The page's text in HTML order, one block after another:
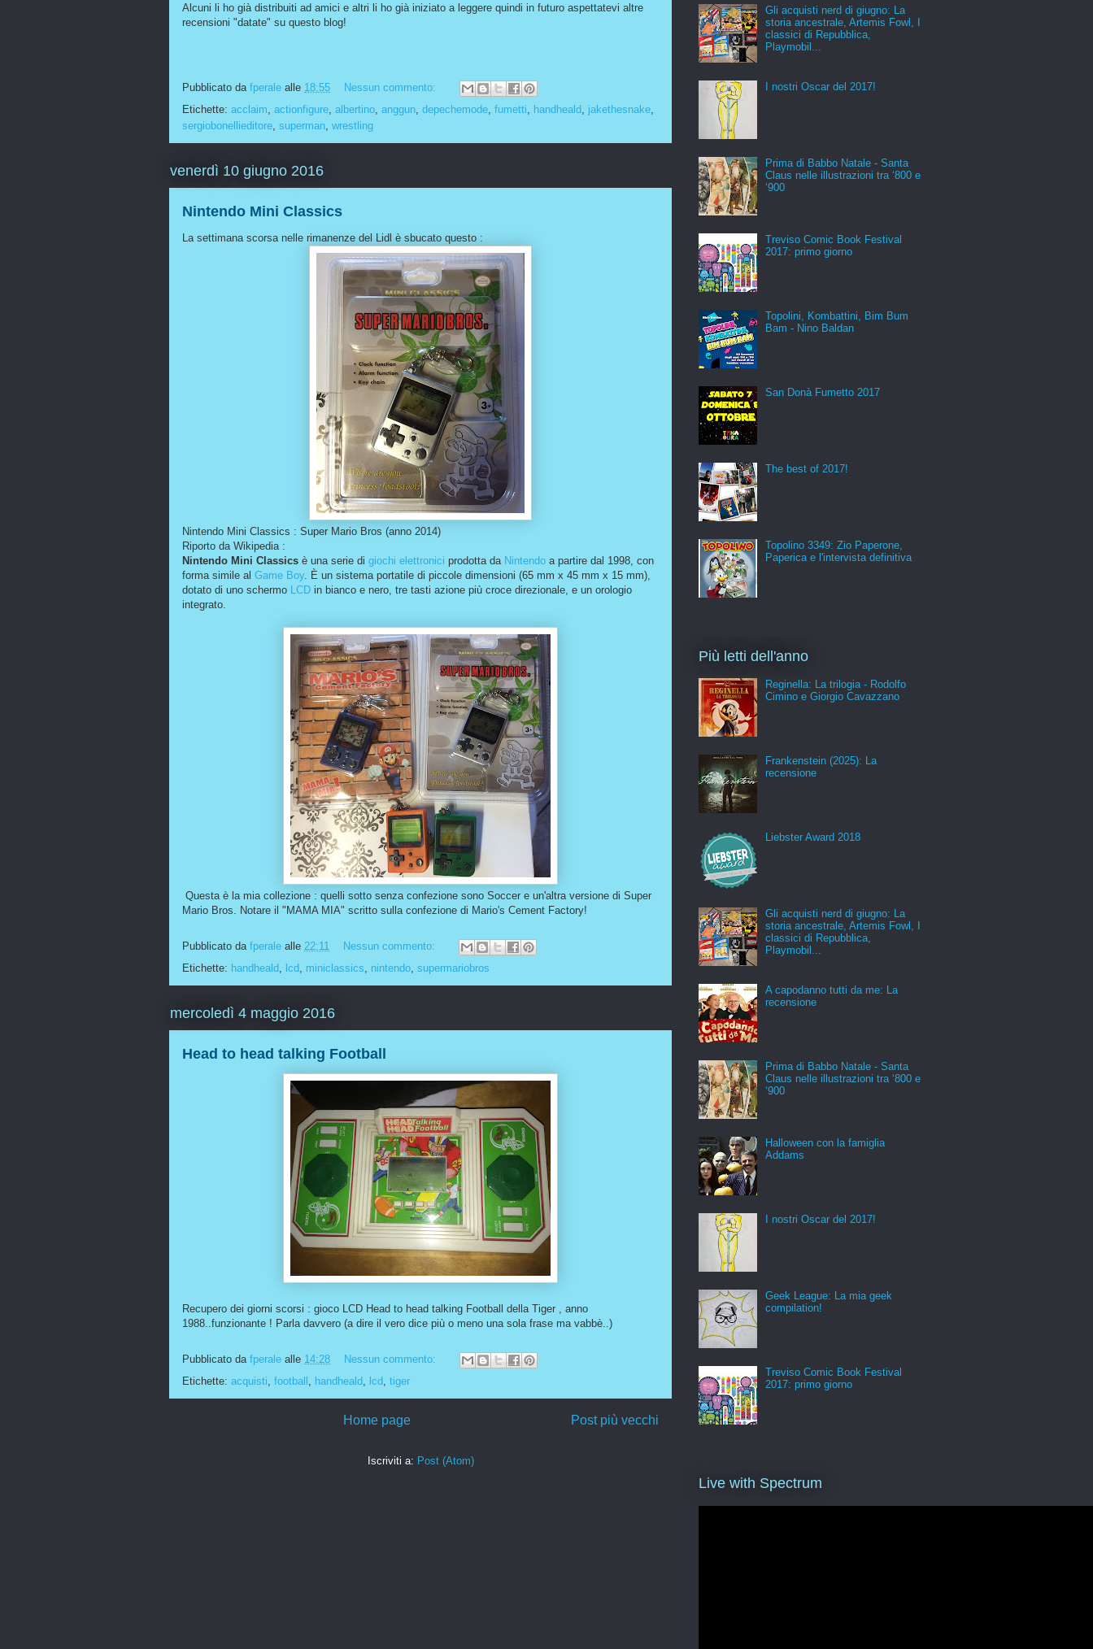
Alcuni li ho già distribuiti ad amici e altri li ho già iniziato a leggere quindi in futuro aspettatevi altre
recensioni "datate" su questo blog!
Pubblicato da fperale alle 18:55
Nessun commento:
Etichette: acclaim actionfigure albertino anggun depechemode fumetti handheald jakethesnake
sergiobonellieditore superman wrestling
venerdì 10 giugno 2016
Nintendo Mini Classics
La settimana scorsa nelle rimanenze del Lidl è sbucato questo :
Nintendo Mini Classics : Super Mario Bros (anno 2014)
Riporto da Wikipedia :
Nintendo Mini Classics è una serie di giochi elettronici prodotta da Nintendo a partire dal 1998, con
forma simile al Game Boy. È un sistema portatile di piccole dimensioni (65 mm x 45 mm x 15 mm),
dotato di uno schermo LCD in bianco e nero, tre tasti azione più croce direzionale, e un orologio
integrato.
Questa è la mia collezione : quelli sotto senza confezione sono Soccer e un'altra versione di Super
Mario Bros. Notare il "MAMA MIA" scritto sulla confezione di Mario's Cement Factory!
Pubblicato da fperale alle 22:11
Nessun commento:
Etichette: handheald lcd miniclassics nintendo supermariobros
mercoledì 4 maggio 2016
Head to head talking Football
Recupero dei giorni scorsi : gioco LCD Head to head talking Football della Tiger , anno
1988..funzionante ! Parla davvero (a dire il vero dice più o meno una sola frase ma vabbè..)
Pubblicato da fperale alle 14:28
Nessun commento:
Etichette: acquisti football handheald lcd tiger
Post più vecchi
Home page
Iscriviti a: Post (Atom)
Gli acquisti nerd di giugno: La
storia ancestrale, Artemis Fowl, I
classici di Repubblica,
Playmobil...
I nostri Oscar del 2017!
Prima di Babbo Natale - Santa
Claus nelle illustrazioni tra ‘800 e
‘900
Treviso Comic Book Festival
2017: primo giorno
Topolini, Kombattini, Bim Bum
Bam - Nino Baldan
San Donà Fumetto 2017
The best of 2017!
Topolino 3349: Zio Paperone,
Paperica e l'intervista definitiva
Più letti dell'anno
Reginella: La trilogia - Rodolfo
Cimino e Giorgio Cavazzano
Frankenstein (2025): La
recensione
Liebster Award 2018
Gli acquisti nerd di giugno: La
storia ancestrale, Artemis Fowl, I
classici di Repubblica,
Playmobil...
A capodanno tutti da me: La
recensione
Prima di Babbo Natale - Santa
Claus nelle illustrazioni tra ‘800 e
‘900
Halloween con la famiglia
Addams
I nostri Oscar del 2017!
Geek League: La mia geek
compilation!
Treviso Comic Book Festival
2017: primo giorno
Live with Spectrum